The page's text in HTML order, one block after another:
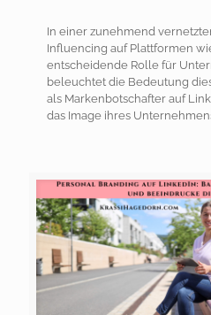
In einer zunehmend
Influencing auf Plattformen
entscheidende Rolle für
beleuchtet die Bedeutung
als Markenbotschafter auf
das Image ihres